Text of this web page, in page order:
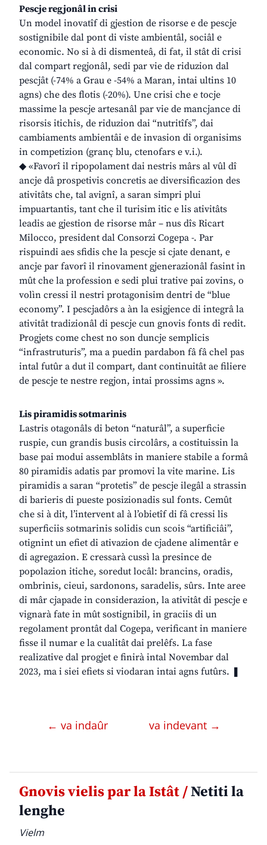
Pescje regjonâl in crisi
Un model inovatîf di gjestion de risorse e de pescje
sostignibile dal pont di viste ambientâl, sociâl e
economic. No si à di dismenteâ, di fat, il stât di crisi
dal compart regjonâl, sedi par vie de riduzion dal
pescjât (-74% a Grau e -54% a Maran, intai ultins 10
agns) che des flotis (-20%). Une crisi che e tocje
massime la pescje artesanâl par vie de mancjance di
risorsis itichis, de riduzion dai “nutritîfs”, dai
cambiaments ambientâi e de invasion di organisims
in competizion (granç blu, ctenofars e v.i.).
◆ «Favorî il ripopolament dai nestris mârs al vûl dî
ancje dâ prospetivis concretis ae diversificazion des
ativitâts che, tal avignî, a saran simpri plui
impuartantis, tant che il turisim itic e lis ativitâts
leadis ae gjestion de risorse mâr – nus dîs Ricart
Milocco, president dal Consorzi Cogepa -. Par
rispuindi aes sfidis che la pescje si cjate denant, e
ancje par favorî il rinovament gjenerazionâl fasint in
mût che la profession e sedi plui trative pai zovins, o
volìn cressi il nestri protagonisim dentri de “blue
economy”. I pescjadôrs a àn la esigjence di integrâ la
ativitât tradizionâl di pescje cun gnovis fonts di redit.
Progjets come chest no son duncje semplicis
“infrastruturis”, ma a puedin pardabon fâ fâ chel pas
intal futûr a dut il compart, dant continuitât ae filiere
de pescje te nestre regjon, intai prossims agns ».
Lis piramidis sotmarinis
Lastris otagonâls di beton “naturâl”, a superficie
ruspie, cun grandis busis circolârs, a costituissin la
base pai modui assemblâts in maniere stabile a formâ
80 piramidis adatis par promovi la vite marine. Lis
piramidis a saran “protetis” de pescje ilegâl a strassin
di barieris di pueste posizionadis sul fonts. Cemût
che si à dit, l’intervent al à l’obietîf di fâ cressi lis
superficiis sotmarinis solidis cun scois “artificiâi”,
otignint un efiet di ativazion de cjadene alimentâr e
di agregazion. E cressarà cussì la presince de
popolazion itiche, soredut locâl: brancins, oradis,
ombrinis, cieui, sardonons, saradelis, sûrs. Inte aree
di mâr cjapade in considerazion, la ativitât di pescje e
vignarà fate in mût sostignibil, in graciis di un
regolament prontât dal Cogepa, verificant in maniere
fisse il numar e la cualitât dai prelêfs. La fase
realizative dal progjet e finirà intal Novembar dal
2023, ma i siei efiets si viodaran intai agns futûrs. ❚
← va indaûr va indevant →
Gnovis vielis par la Istât /Netiti la
lenghe
Vielm